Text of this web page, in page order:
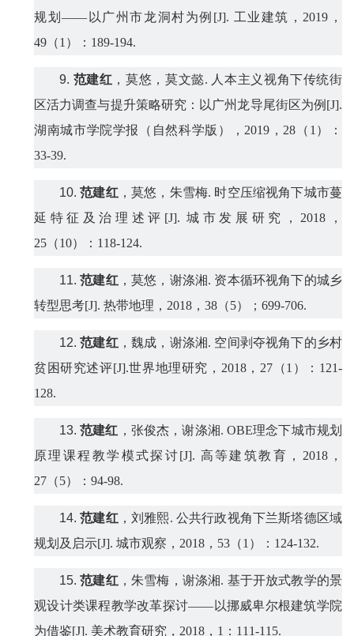
规划——以广州市龙洞村为例 [J]. 工业建筑 ， 2019 ，
49 （1 ）： 189-194.
9. 范建红 ，莫悠 ， 莫文懿. 人本主义视角下传统街
区活力调查与提升策略研究： 以 广州龙导尾街区为例 [J].
湖南城市学院学报（自然科学版）， 2019 ， 28 （ 1 ）：
33-39.
10.范建红，莫悠，朱雪梅. 时空压缩视角下城市蔓
延特征及治理述评 [J].城市发展研究， 2018 ，
25 （10）： 118-124.
11.范建红，莫悠，谢涤湘. 资本循环视角下的城乡
转型思考[J]. 热带地理， 2018 ， 38 （5）； 699-706.
12.范建红，魏成，谢涤湘. 空间剥夺视角下的乡村
贫困研究述评[J].世界地理研究， 2018， 27（1 ）： 121-
128.
13.范建红 ，张俊杰，谢涤湘. OBE理念下城市规划
原理课程教学模式探讨[J]. 高等建筑教育， 2018，
27 （5）： 94-98.
14.范建红，刘雅熙. 公共行政视角下兰斯塔德区域
规划及启示[J]. 城市观察， 2018 ， 53 （1 ）： 124-132.
15.范建红，朱雪梅，谢涤湘. 基于开放式教学的景
观设计类课程教学改革探讨——以挪威卑尔根建筑学院
为借鉴[J]. 美术教育研究， 2018 ， 1 ： 111-115.